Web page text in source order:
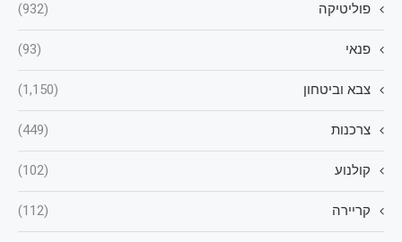
פוליטיקה (932)
פנאי (93)
צבא וביטחון (1,150)
צרכנות (449)
קולנוע (102)
קריירה (112)